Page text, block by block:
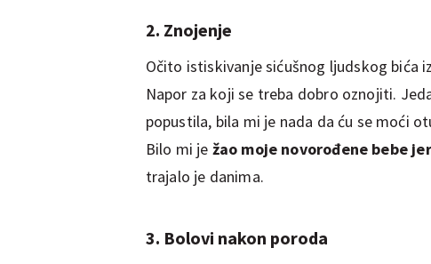
2. Znojenje
Očito istiskivanje sićušnog ljudskog bića
Napor za koji se treba dobro oznojiti.
popustila, bila mi je nada da ću se moći
Bilo mi je žao moje novorođene bebe
trajalo je danima.
3. Bolovi nakon poroda